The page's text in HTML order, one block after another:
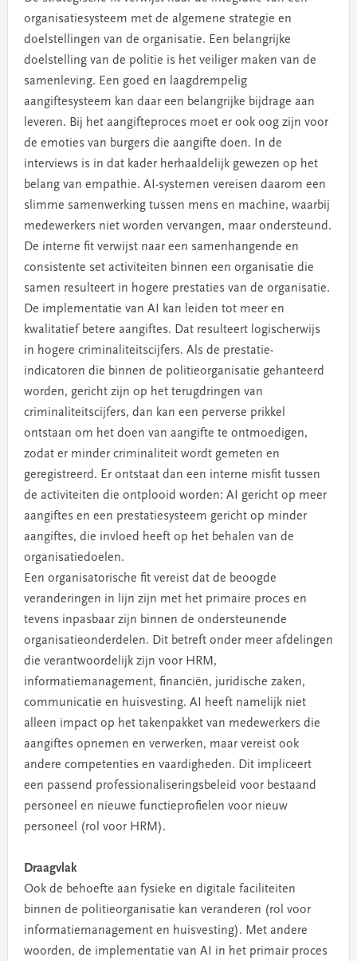
organisatiesysteem met de algemene strategie en
doelstellingen van de organisatie. Een belangrijke
doelstelling van de politie is het veiliger maken van de
samenleving. Een goed en laagdrempelig
aangiftesysteem kan daar een belangrijke bijdrage aan
leveren. Bij het aangifteproces moet er ook oog zijn voor
de emoties van burgers die aangifte doen. In de
interviews is in dat kader herhaaldelijk gewezen op het
belang van empathie. AI-systemen vereisen daarom een
slimme samenwerking tussen mens en machine, waarbij
medewerkers niet worden vervangen, maar ondersteund.
De interne fit verwijst naar een samenhangende en
consistente set activiteiten binnen een organisatie die
samen resulteert in hogere prestaties van de organisatie.
De implementatie van AI kan leiden tot meer en
kwalitatief betere aangiftes. Dat resulteert logischerwijs
in hogere criminaliteitscijfers. Als de prestatie-
indicatoren die binnen de politieorganisatie gehanteerd
worden, gericht zijn op het terugdringen van
criminaliteitscijfers, dan kan een perverse prikkel
ontstaan om het doen van aangifte te ontmoedigen,
zodat er minder criminaliteit wordt gemeten en
geregistreerd. Er ontstaat dan een interne misfit tussen
de activiteiten die ontplooid worden: AI gericht op meer
aangiftes en een prestatiesysteem gericht op minder
aangiftes, die invloed heeft op het behalen van de
organisatiedoelen.
Een organisatorische fit vereist dat de beoogde
veranderingen in lijn zijn met het primaire proces en
tevens inpasbaar zijn binnen de ondersteunende
organisatieonderdelen. Dit betreft onder meer afdelingen
die verantwoordelijk zijn voor HRM,
informatiemanagement, financiën, juridische zaken,
communicatie en huisvesting. AI heeft namelijk niet
alleen impact op het takenpakket van medewerkers die
aangiftes opnemen en verwerken, maar vereist ook
andere competenties en vaardigheden. Dit impliceert
een passend professionaliseringsbeleid voor bestaand
personeel en nieuwe functieprofielen voor nieuw
personeel (rol voor HRM).
Draagvlak
Ook de behoefte aan fysieke en digitale faciliteiten
binnen de politieorganisatie kan veranderen (rol voor
informatiemanagement en huisvesting). Met andere
woorden, de implementatie van AI in het primair proces